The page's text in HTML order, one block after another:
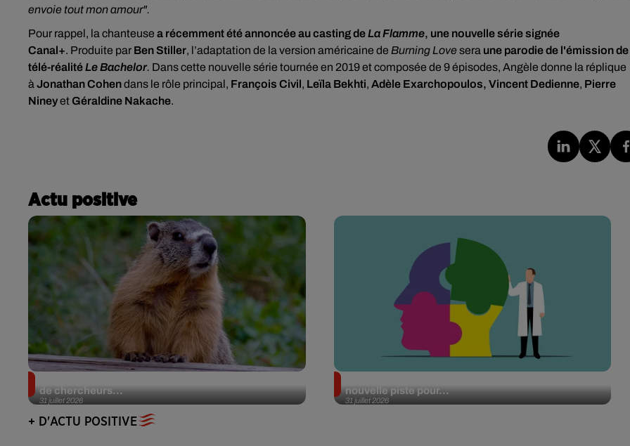
envoie tout mon amour".
Pour rappel, la chanteuse a récemment été annoncée au casting deLa Flamme, une nouvelle série signée
Canal+. Produite par Ben Stiller, l’adaptation de la version américaine de Burning Lovesera une parodie de l'émission de
télé-réalitéLe Bachelor. Dans cette nouvelle série tournée en 2019 et composée de 9 épisodes, Angèle donne la réplique
à Jonathan Cohendans le rôle principal, François Civil, Leïla Bekhti, Adèle Exarchopoulos, Vincent Dedienne, Pierre
Nineyet Géraldine Nakache.
Actu positive
31 juillet 2026
de chercheurs...
31 juillet 2026
nouvelle piste pour...
+ D'ACTU POSITIVE